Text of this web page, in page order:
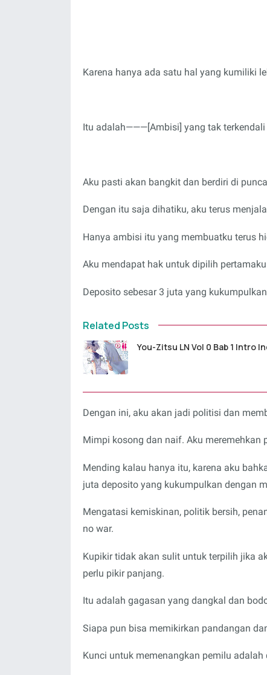
Karena hanya ada satu hal yang kumiliki
Itu adalah———[Ambisi] yang tak terkendali
Aku pasti akan bangkit dan berdiri di
Dengan itu saja dihatiku, aku terus
Hanya ambisi itu yang membuatku terus
Aku mendapat hak untuk dipilih
Deposito sebesar 3 juta yang
Related Posts
You-Zitsu LN Vol 0 Bab 1 Intro
Dengan ini, aku akan jadi politisi dan
Mimpi kosong dan naif. Aku meremehkan
Mending kalau hanya itu, karena aku
juta deposito yang kukumpulkan dengan
Mengatasi kemiskinan, politik bersih,
no war.
Kupikir tidak akan sulit untuk terpilih jika
perlu pikir panjang.
Itu adalah gagasan yang dangkal dan
Siapa pun bisa memikirkan pandangan
Kunci untuk memenangkan pemilu